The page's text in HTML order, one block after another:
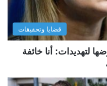
قضايا وتحقيقات
لتهديدات: أنا خائفة